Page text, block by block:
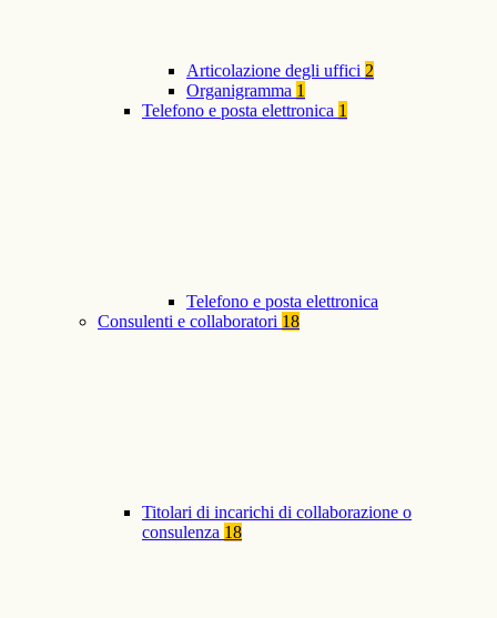
Articolazione degli uffici 2
Organigramma 1
Telefono e posta elettronica 1
Telefono e posta elettronica
Consulenti e collaboratori 18
Titolari di incarichi di collaborazione o
consulenza 18